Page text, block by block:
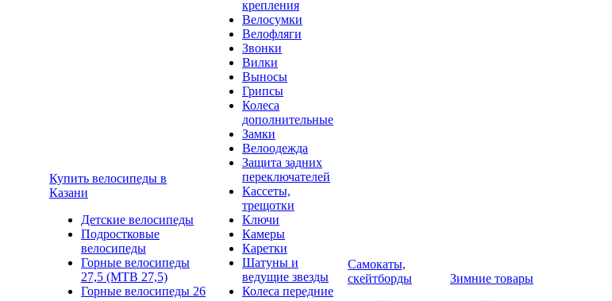
Купить велосипеды в
Казани
Детские велосипеды
Подростковые
велосипеды
Горные велосипеды
27,5 (MTB 27,5)
Горные велосипеды 26
крепления
Велосумки
Велофляги
Звонки
Вилки
Выносы
Грипсы
Колеса
дополнительные
Замки
Велоодежда
Защита задних
переключателей
Кассеты,
трещотки
Ключи
Камеры
Каретки
Шатуны и
ведущие звезды
Колеса передние
Самокаты,
скейтборды
Зимние товары